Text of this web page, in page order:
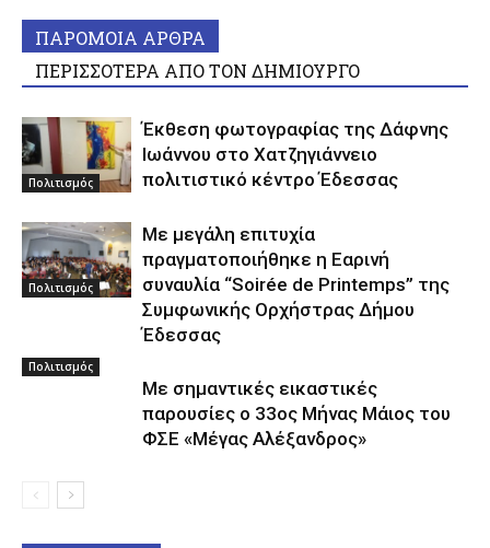
ΠΑΡΟΜΟΙΑ ΑΡΘΡΑ
ΠΕΡΙΣΣΟΤΕΡΑ ΑΠΟ ΤΟΝ ΔΗΜΙΟΥΡΓΟ
Πολιτισμός
Έκθεση φωτογραφίας της Δάφνης
Ιωάννου στο Χατζηγιάννειο
πολιτιστικό κέντρο Έδεσσας
Πολιτισμός
Με μεγάλη επιτυχία
πραγματοποιήθηκε η Εαρινή
συναυλία “Soirée de Printemps” της
Συμφωνικής Ορχήστρας Δήμου
Έδεσσας
Πολιτισμός
Με σημαντικές εικαστικές
παρουσίες ο 33ος Μήνας Μάιος του
ΦΣΕ «Μέγας Αλέξανδρος»